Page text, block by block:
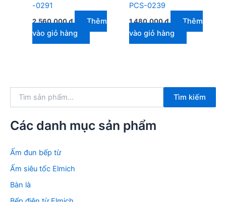
-0291
2.560.000₫
Thêm
vào giỏ hàng
PCS-0239
1.480.000₫
Thêm
vào giỏ hàng
k
m
Tìm kiếm
Các danh mục sản phẩm
Ấm đun bếp từ
Ấm siêu tốc Elmich
Bàn là